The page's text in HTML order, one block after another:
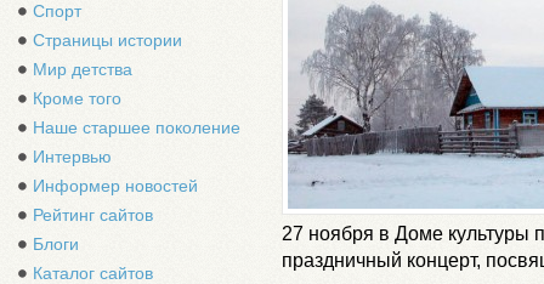
Спорт
Страницы истории
Мир детства
Кроме того
Наше старшее поколение
Интервью
Информер новостей
Рейтинг сайтов
Блоги
Каталог сайтов
27 ноября в Доме культуры
праздничный концерт,